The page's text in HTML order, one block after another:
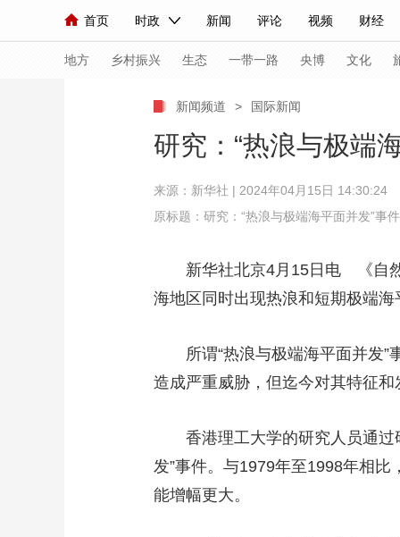
首页 时政 新闻 评论 视频 财经
人民领袖习近平 联播+ 中国领导人 央视快评 习
直播 栏目大全 节目单 听音 微视频
海外频道 iPanda English Монгол
地方 乡村振兴 生态 一带一路 央博 文化
小央视频 小央直播 直播中国 熊
前线 比划 快看 蓝海中国 新
竞猜 2026年世界杯 2026年
CCTV奥林匹克频道 生活体育大会
乡村振兴 生态环境 一带一路
大国展会 大国保险 云顶对话
新闻频道 > 国际新闻
研究：“热浪与极端
来源： 新华社 | 2024年04月15日 14:30:24
原标题：研究：“热浪与极端海平面并发”事
新华社北京4月15日电 《自然
海地区同时出现热浪和短期极端
所谓“热浪与极端海平面并发”
造成严重威胁，但迄今对其特征
香港理工大学的研究人员通过
发”事件。与1979年至1998年相
能增幅更大。